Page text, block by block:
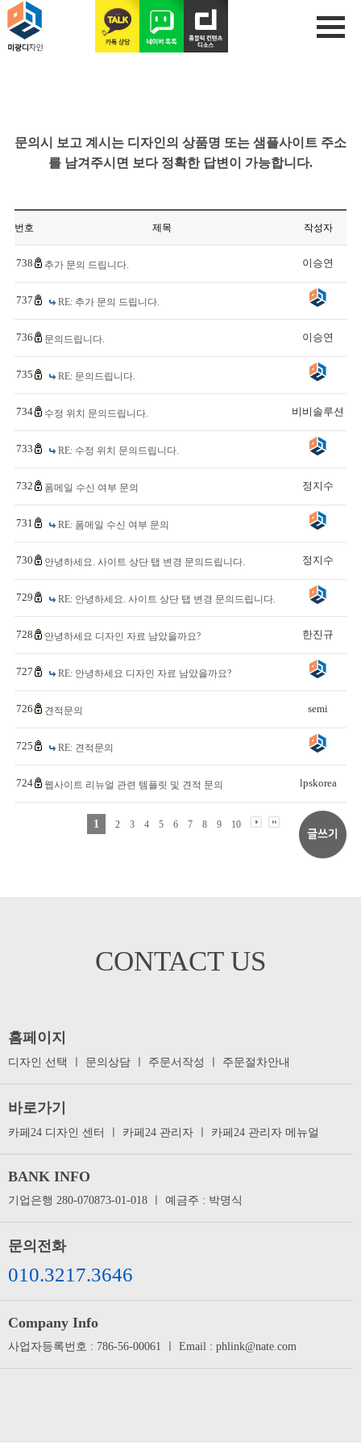
문의시 보고 계시는 디자인의 상품명 또는 샘플사이트 주소
를 남겨주시면 보다 정확한 답변이 가능합니다.
번호 제목 작성자
738 추가 문의 드립니다. 이승연
737 RE: 추가 문의 드립니다.
736 문의드립니다. 이승연
735 RE: 문의드립니다.
734 수정 위치 문의드립니다. 비비솔루션
733 RE: 수정 위치 문의드립니다.
732 폼메일 수신 여부 문의 정지수
731 RE: 폼메일 수신 여부 문의
730 안녕하세요. 사이트 상단 탭 변경 문의드립니다. 정지수
729 RE: 안녕하세요. 사이트 상단 탭 변경 문의드립니다.
728 안녕하세요 디자인 자료 남았을까요? 한진규
727 RE: 안녕하세요 디자인 자료 남았을까요?
726 견적문의 semi
725 RE: 견적문의
724 웹사이트 리뉴얼 관련 템플릿 및 견적 문의 lpskorea
1 2 3 4 5 6 7 8 9 10
CONTACT US
홈페이지
디자인 선택 문의상담 주문서작성 주문절차안내
바로가기
카페24 디자인 센터 카페24 관리자 카페24 관리자 메뉴얼
BANK INFO
기업은행 280-070873-01-018 ㅣ 예금주 : 박명식
문의전화
010.3217.3646
Company Info
사업자등록번호 : 786-56-00061 ㅣ Email : phlink@nate.com